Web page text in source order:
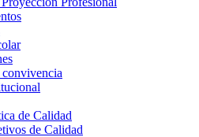
de Calidad
de Calidad